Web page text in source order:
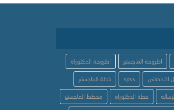
اطروحة الماجستير اطروحة الدكتوراة
الاحصائي spss خطة الماجستير
خطة الدكتوراة مخطط الماجستير